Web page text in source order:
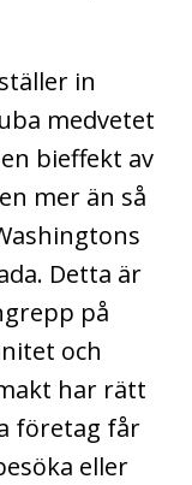
in
medvetet
bieffekt av
mer än så
Detta är
på
och
har rätt
företag får
eller